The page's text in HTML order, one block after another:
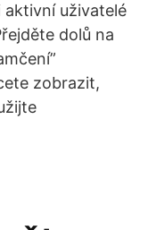
aktivní uživatelé
dolů na
zobrazit,